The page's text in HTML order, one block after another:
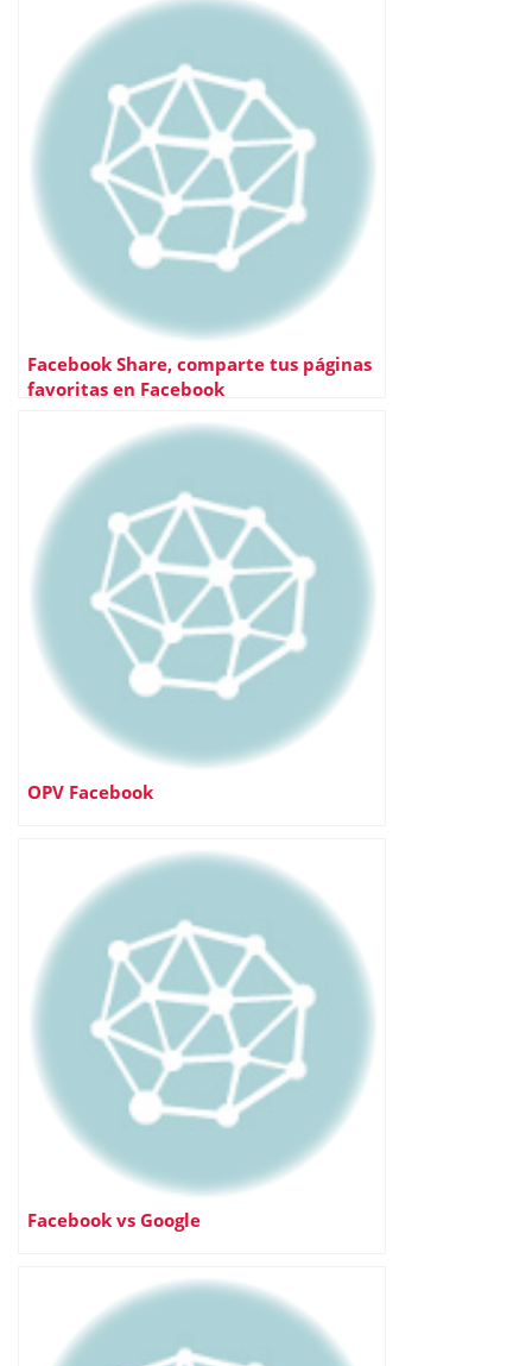
Facebook Share, comparte tus páginas
favoritas en Facebook
OPV Facebook
Facebook vs Google